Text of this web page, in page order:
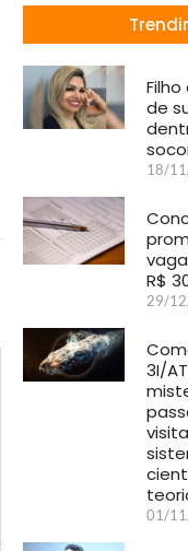
de
18/
R$
29/
3I/
01/